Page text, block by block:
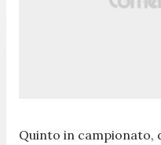
Quinto in campionato,